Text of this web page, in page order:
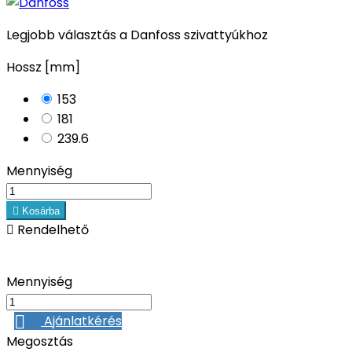
Legjobb választás a Danfoss szivattyúkhoz
Hossz [mm]
153
181
239.6
Mennyiség
 Kosárba
 Rendelhető
Mennyiség
Ajánlatkérés
Megosztás